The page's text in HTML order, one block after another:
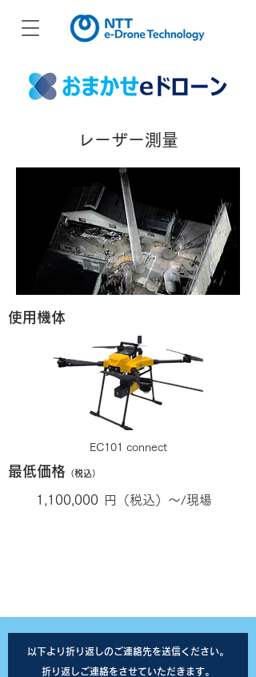
レーザー測量
​使用機体
EC101 connect
​最低価格 （税込）
1,100,000 円（税込）～/現場
​以下より折り返しのご連絡先を送信ください。
折り返しご連絡をさせていただきます。